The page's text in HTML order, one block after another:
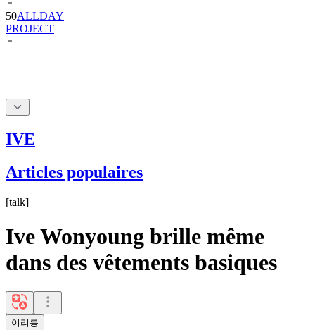
50ALLDAY
PROJECT
IVE
Articles populaires
[talk]
Ive Wonyoung brille même
dans des vêtements basiques
이리롱